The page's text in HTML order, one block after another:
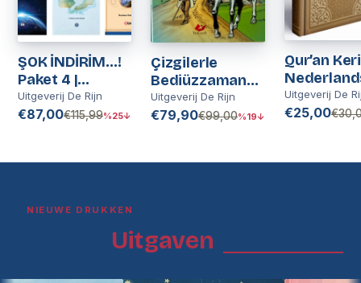
ŞOK İNDİRİM…!
Paket 4 |
Nederlands
Uitgeverij De Rijn
€87,00€115,99%25↓
Çizgilerle
Bediüzzaman
Said Nursi 2 Cilt
Takim
Uitgeverij De Rijn
€79,90€99,00%19↓
Qur’an
Vertaling
Uitgeverij De
€25,00
NIEUWE DRUKKEN
Uitgaven